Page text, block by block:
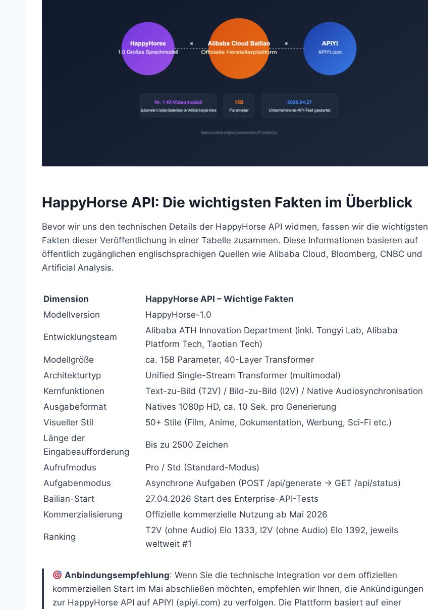
HappyHorse API: Die wichtigsten Fakten im Überblick
Bevor wir uns den technischen Details der HappyHorse API widmen, fassen wir die wichtigsten
Fakten dieser Veröffentlichung in einer Tabelle zusammen. Diese Informationen basieren auf
öffentlich zugänglichen englischsprachigen Quellen wie Alibaba Cloud, Bloomberg, CNBC und
Artificial Analysis.
Dimension
HappyHorse API – Wichtige Fakten
Modellversion
HappyHorse-1.0
Entwicklungsteam
Alibaba ATH Innovation Department (inkl. Tongyi Lab, Alibaba
Platform Tech, Taotian Tech)
Modellgröße
ca. 15B Parameter, 40-Layer Transformer
Architekturtyp
Unified Single-Stream Transformer (multimodal)
Kernfunktionen
Text-zu-Bild (T2V) / Bild-zu-Bild (I2V) / Native Audiosynchronisation
Ausgabeformat
Natives 1080p HD, ca. 10 Sek. pro Generierung
Visueller Stil
50+ Stile (Film, Anime, Dokumentation, Werbung, Sci-Fi etc.)
Länge der
Eingabeaufforderung
Bis zu 2500 Zeichen
Aufrufmodus
Pro / Std (Standard-Modus)
Aufgabenmodus
Asynchrone Aufgaben (POST /api/generate → GET /api/status)
Bailian-Start
27.04.2026 Start des Enterprise-API-Tests
Kommerzialisierung
Offizielle kommerzielle Nutzung ab Mai 2026
Ranking
T2V (ohne Audio) Elo 1333, I2V (ohne Audio) Elo 1392, jeweils
weltweit #1
Anbindungsempfehlung: Wenn Sie die technische Integration vor dem offiziellen
kommerziellen Start im Mai abschließen möchten, empfehlen wir Ihnen, die Ankündigungen
zur HappyHorse API auf APIYI (apiyi.com) zu verfolgen. Die Plattform basiert auf einer